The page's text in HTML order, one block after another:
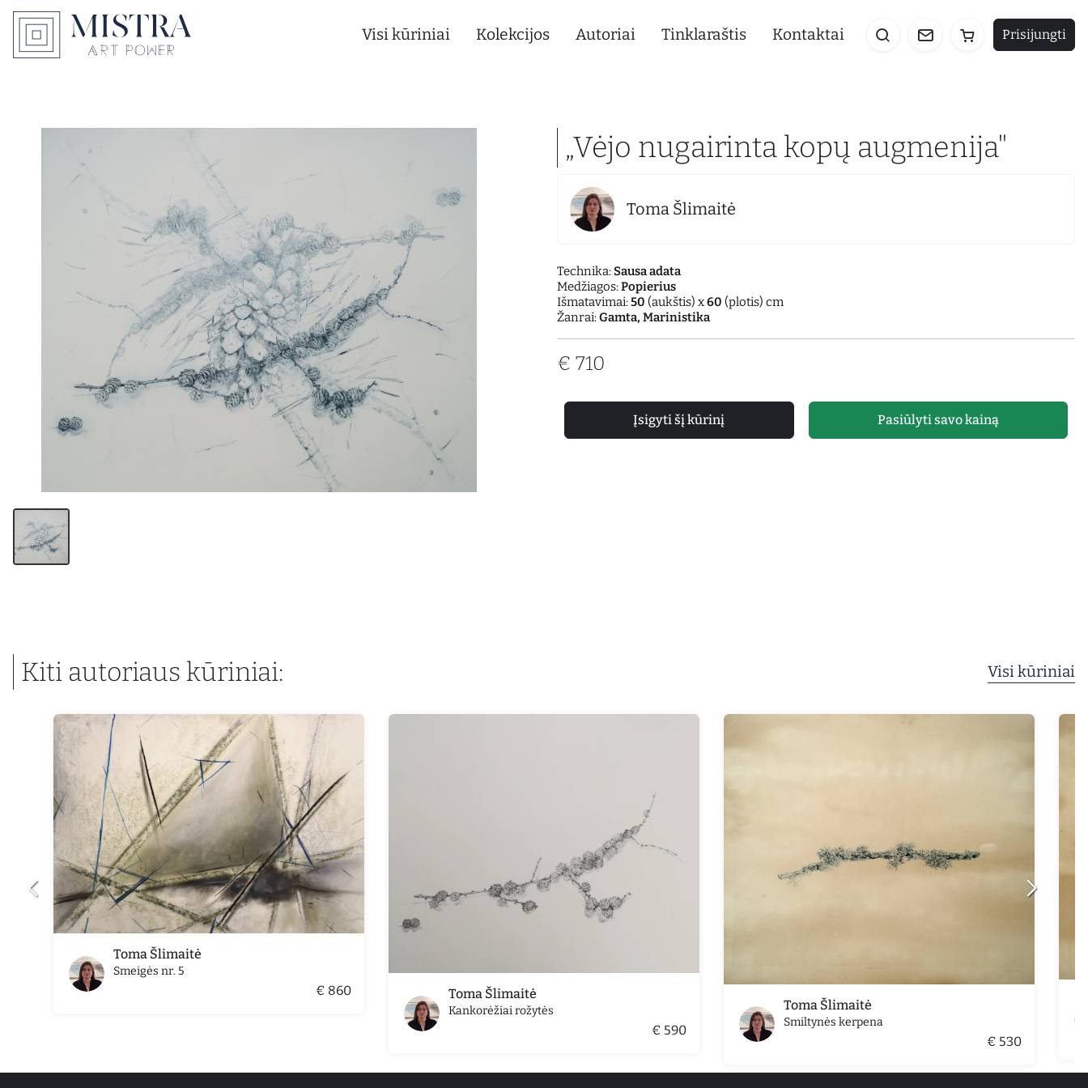
Visi kūriniai Kolekcijos Autoriai Tinklaraštis Kontaktai Prisijungti
„Vėjo nugairinta kopų augmenija"
Toma Šlimaitė
Technika: Sausa adata
Medžiagos:Popierius
Išmatavimai:50 (aukštis) x60 (plotis) cm
Žanrai:Gamta, Marinistika
€ 710
Įsigyti šį kūrinį Pasiūlyti savo kainą
Kiti autoriaus kūriniai: Visi kūriniai
Toma Šlimaitė
Smeigės nr. 5
€ 860 Toma Šlimaitė
Kankorėžiai rožytės
€ 590
Toma Šlimaitė
Smiltynės kerpena
€ 530